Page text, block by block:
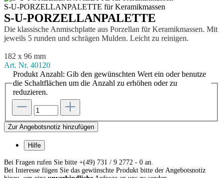
S-U-PORZELLANPALETTE für Keramikmassen
S-U-PORZELLANPALETTE
Die klassische Anmischplatte aus Porzellan für Keramikmassen. Mit
jeweils 5 runden und schrägen Mulden. Leicht zu reinigen.
182 x 96 mm
Art. Nr. 40120
Produkt Anzahl: Gib den gewünschten Wert ein oder benutze
die Schaltflächen um die Anzahl zu erhöhen oder zu
reduzieren.
Zur Angebotsnotiz hinzufügen
Hilfe
Bei Fragen rufen Sie bitte +(49) 731 / 9 2772 - 0 an.
Bei Interesse fügen Sie das gewünschte Produkt bitte der Angebotsnotiz